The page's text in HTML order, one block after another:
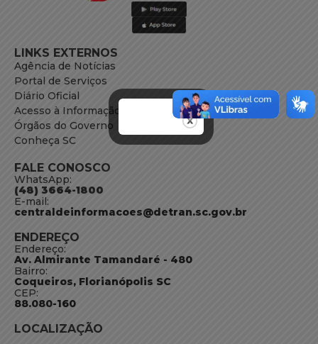
LINKS EXTERNOS
Agência de Notícias
Portal de Serviços
Diário Oficial
Acesso à Informação
Órgãos do Governo
Conheça SC
FALE CONOSCO
WhatsApp:
(48) 3664-1800
E-mail:
centraldeinformacoes@detran.sc.gov.br
ENDEREÇO
Endereço:
Av. Almirante Tamandaré - 480
Bairro:
Coqueiros, Florianópolis SC
CEP:
88.080-160
LOCALIZAÇÃO